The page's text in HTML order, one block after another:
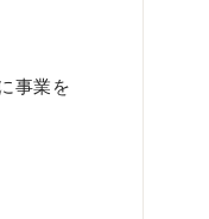
事業を